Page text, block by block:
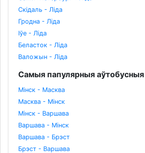
Скідаль - Ліда
Гродна - Ліда
Іўе - Ліда
Беласток - Ліда
Валожын - Ліда
Самыя папулярныя
Мінск - Масква
Масква - Мінск
Мінск - Варшава
Варшава - Мінск
Варшава - Брэст
Брэст - Варшава